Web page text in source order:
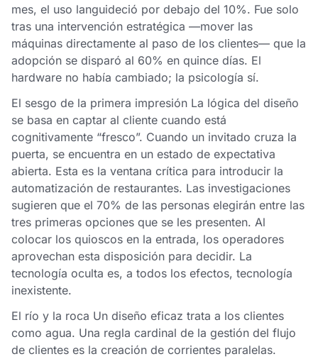
mes, el uso languideció por debajo del 10%. Fue solo
tras una intervención estratégica —mover las
máquinas directamente al paso de los clientes— que la
adopción se disparó al 60% en quince días. El
hardware no había cambiado; la psicología sí.
El sesgo de la primera impresión La lógica del diseño
se basa en captar al cliente cuando está
cognitivamente “fresco”. Cuando un invitado cruza la
puerta, se encuentra en un estado de expectativa
abierta. Esta es la ventana crítica para introducir la
automatización de restaurantes. Las investigaciones
sugieren que el 70% de las personas elegirán entre las
tres primeras opciones que se les presenten. Al
colocar los quioscos en la entrada, los operadores
aprovechan esta disposición para decidir. La
tecnología oculta es, a todos los efectos, tecnología
inexistente.
El río y la roca Un diseño eficaz trata a los clientes
como agua. Una regla cardinal de la gestión del flujo
de clientes es la creación de corrientes paralelas.